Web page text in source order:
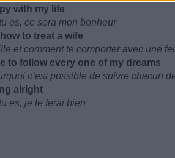
with my life
es, ce sera mon bonheur
to treat a wife
et comment te comporter avec une
to follow every one of my dreams
c’est possible de suivre chacun
alright
es, je le ferai bien